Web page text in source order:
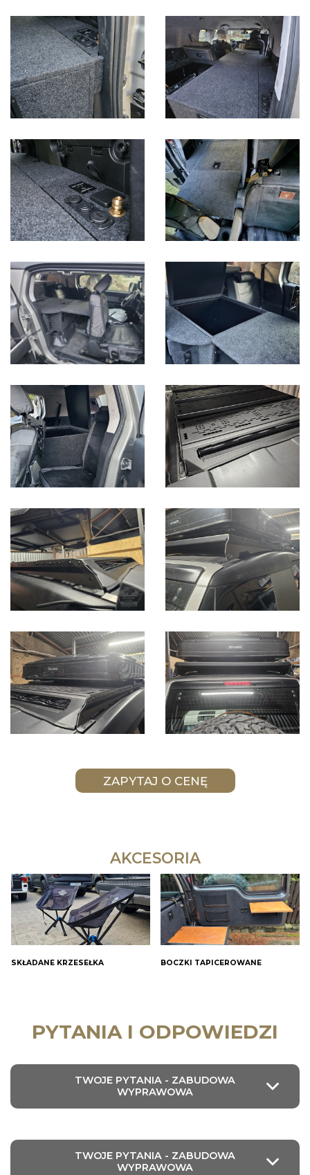
AKCESORIA
SKŁADANE KRZESEŁKA BOCZKI TAPICEROWANE
PYTANIA I ODPOWIEDZI
TWOJE PYTANIA - ZABUDOWA
WYPRAWOWA
TWOJE PYTANIA - ZABUDOWA
WYPRAWOWA